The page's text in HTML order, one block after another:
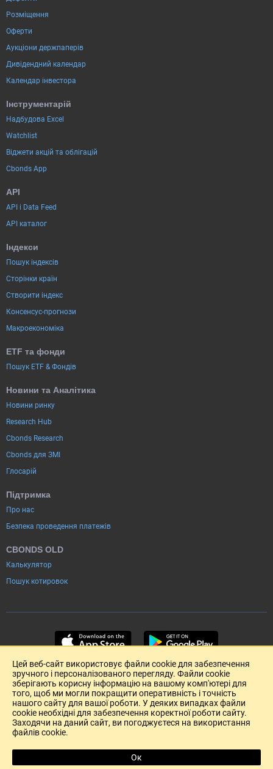
Розміщення
Оферти
Аукціони держпаперів
Дивідендний календар
Календар інвестора
Інструментарій
Надбудова Excel
Watchlist
Віджети акцій та облігацій
Cbonds App
API
API і Data Feed
API каталог
Індекси
Пошук індексів
Сторінки країн
Створити індекс
Консенсус-прогнози
Макроекономіка
ETF та фонди
Пошук ETF & Фондів
Новини та Аналітика
Новини ринку
Research Hub
Cbonds Research
Cbonds для ЗМІ
Глосарій
Підтримка
Про нас
Безпека проведення платежів
CBONDS OLD
Калькулятор
Пошук котировок
Розміщення реклами
Цей веб-сайт використовує файли cookie для забезпечення
зручного і персоналізованого перегляду. Файли cookie
зберігають корисну інформацію на вашому комп'ютері для
того, щоб ми могли покращити оперативність і точність
нашого сайту для вашої роботи. У деяких випадках файли
cookie необхідні для забезпечення коректної роботи сайту.
Заходячи на даний сайт, ви погоджуєтеся на використання
файлів cookie.
Ок